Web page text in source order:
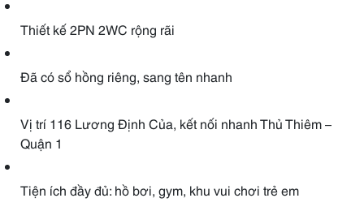
Thiết kế 2PN 2WC rộng rãi
Đã có sổ hồng riêng, sang tên nhanh
Vị trí 116 Lương Định Của, kết nối nhanh Thủ Thiêm –
Quận 1
Tiện ích đầy đủ: hồ bơi, gym, khu vui chơi trẻ em